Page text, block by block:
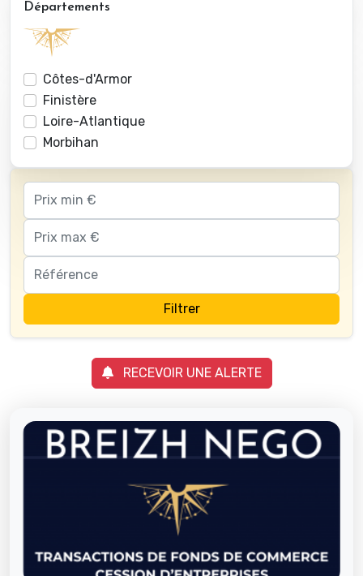
Départements
Côtes-d'Armor
Finistère
Loire-Atlantique
Morbihan
Filtrer
RECEVOIR UNE ALERTE